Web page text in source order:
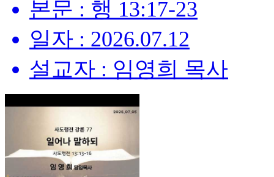
본문 : 행 13:17-23
일자 : 2026.07.12
설교자 : 임영희 목사